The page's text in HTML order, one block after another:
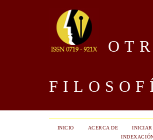
INICIO ACERCA DE INICIAR